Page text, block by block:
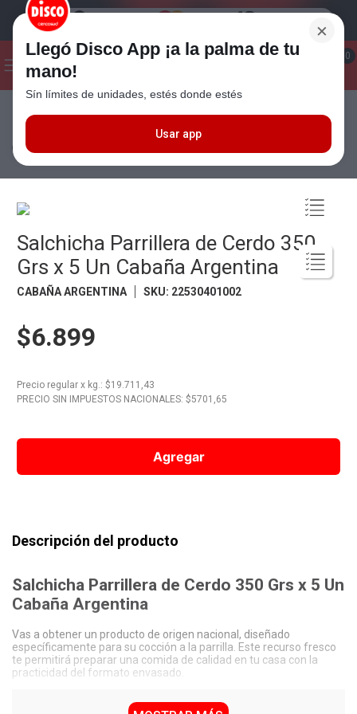
¡Hola! ¿Qué estas buscando? 0
Seleccioná el método de entrega
×
Llegó Disco App ¡a la palma de tu
mano!
Sín límites de unidades, estés donde estés
Usar app
Salchichas
Salchicha Parrillera de Cerdo 350
Grs x 5 Un Cabaña Argentina
Salchicha Parrillera de Cerdo 350
Grs x 5 Un Cabaña Argentina
CABAÑA ARGENTINA SKU: 22530401002
$6.899
Precio regular x kg. : $19.711,43
PRECIO SIN IMPUESTOS NACIONALES: $5701,65
Agregar
Descripción del producto
Salchicha Parrillera de Cerdo 350 Grs x 5 Un
Cabaña Argentina
Vas a obtener un producto de origen nacional, diseñado
específicamente para su cocción a la parrilla. Este recurso fresco
te permitirá preparar una comida de calidad en tu casa con la
practicidad del formato envasado.
Presentación: 5 Un por envase.
4.
5.
Cerveza
6.
Carne
7.
Queso
8.
Fideos
10. Vino